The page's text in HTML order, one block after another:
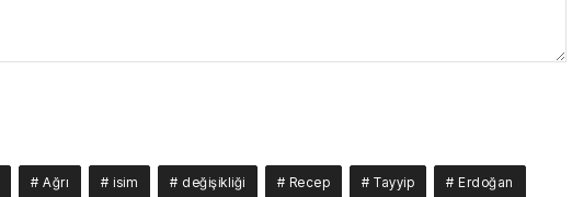
# Ağrı # isim # değişikliği # Recep # Tayyip # Erdoğan